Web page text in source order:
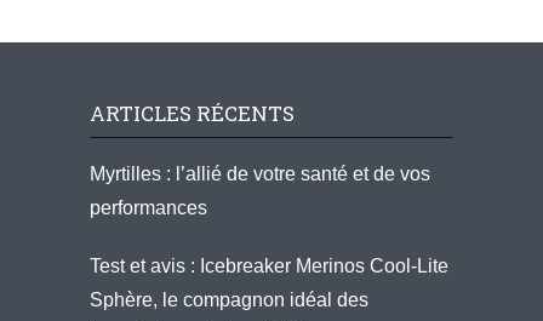
ARTICLES RÉCENTS
Myrtilles : l’allié de votre santé et de vos
performances
Test et avis : Icebreaker Merinos Cool-Lite
Sphère, le compagnon idéal des